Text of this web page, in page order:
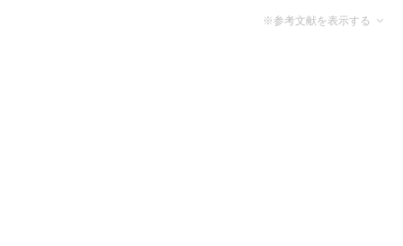
※参考文献を表示する